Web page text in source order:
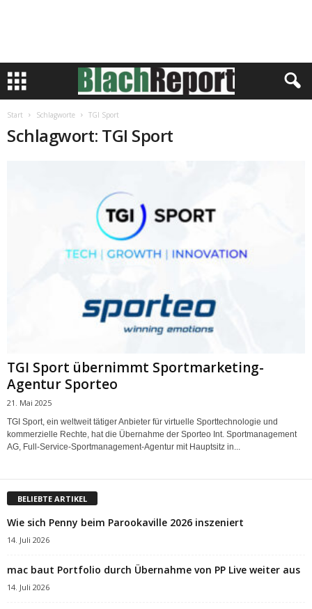
Start Schlagworte TGI Sport
Schlagwort: TGI Sport
TGI Sport übernimmt Sportmarketing-
Agentur Sporteo
21. Mai 2025
TGI Sport, ein weltweit tätiger Anbieter für virtuelle Sporttechnologie und
kommerzielle Rechte, hat die Übernahme der Sporteo Int. Sportmanagement
AG, Full-Service-Sportmanagement-Agentur mit Hauptsitz in...
BELIEBTE ARTIKEL
Wie sich Penny beim Parookaville 2026 inszeniert
14. Juli 2026
mac baut Portfolio durch Übernahme von PP Live weiter aus
14. Juli 2026